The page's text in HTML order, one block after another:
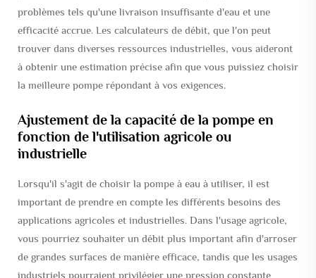
problèmes tels qu'une livraison insuffisante d'eau et une
efficacité accrue. Les calculateurs de débit, que l'on peut
trouver dans diverses ressources industrielles, vous aideront
à obtenir une estimation précise afin que vous puissiez choisir
la meilleure pompe répondant à vos exigences.
Ajustement de la capacité de la pompe en
fonction de l'utilisation agricole ou
industrielle
Lorsqu'il s'agit de choisir la pompe à eau à utiliser, il est
important de prendre en compte les différents besoins des
applications agricoles et industrielles. Dans l'usage agricole,
vous pourriez souhaiter un débit plus important afin d'arroser
de grandes surfaces de manière efficace, tandis que les usages
industriels pourraient privilégier une pression constante